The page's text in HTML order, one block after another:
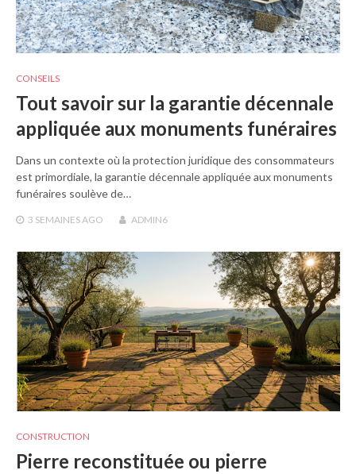
CONSEILS
Tout savoir sur la garantie décennale
appliquée aux monuments funéraires
Dans un contexte où la protection juridique des consommateurs
est primordiale, la garantie décennale appliquée aux monuments
funéraires soulève de…
3 SEMAINES AGO ADMIN6
CONSTRUCTION
Pierre reconstituée ou pierre